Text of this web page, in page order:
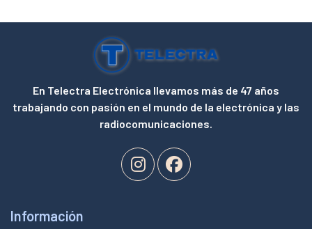
En Telectra Electrónica llevamos más de 47 años
trabajando con pasión en el mundo de la electrónica y las
radiocomunicaciones.
Información